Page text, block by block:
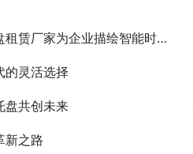
家为企业描绘智能时代物流蓝图
的灵活选择
盘共创未来
新之路